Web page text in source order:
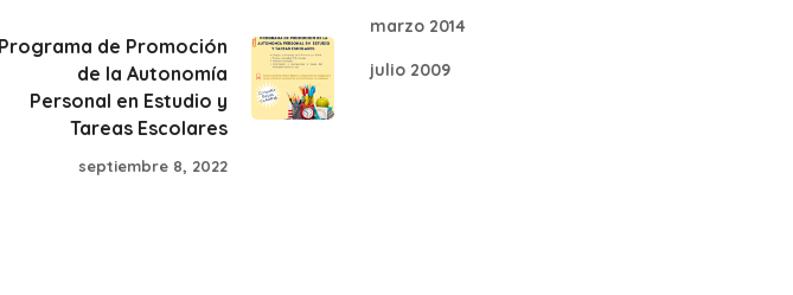
Programa de Promoción
de la Autonomía
Personal en Estudio y
Tareas Escolares
septiembre 8, 2022
marzo 2014
julio 2009